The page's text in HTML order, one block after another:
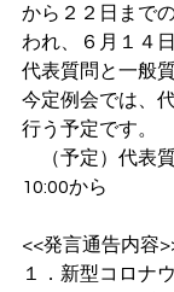
から２２日まで
われ、６月１４
代表質問と一般
今定例会では、
行う予定です。
（予定）代表質
10:00から
<<発言通告内容
１．新型コロナ